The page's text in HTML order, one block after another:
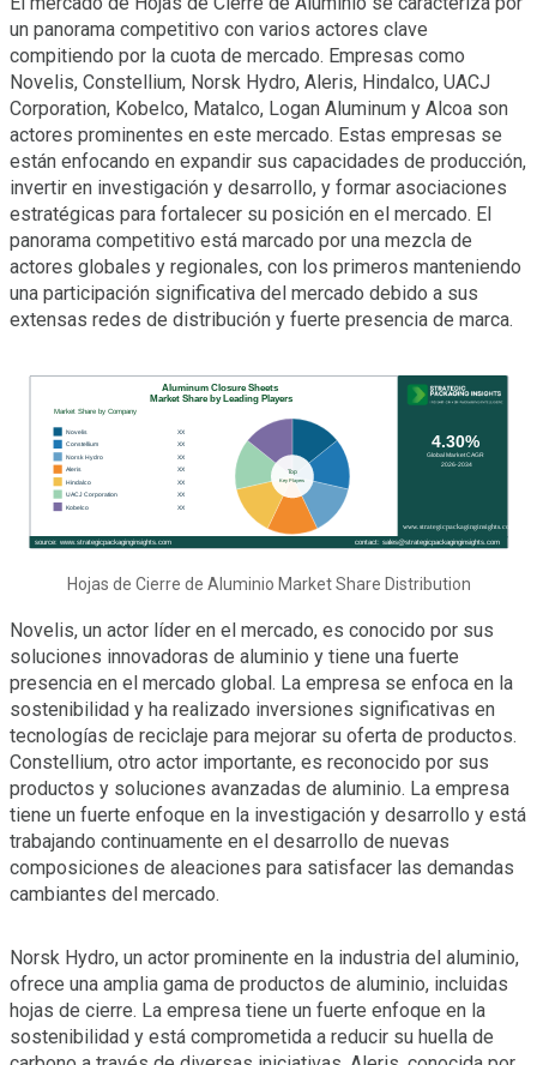
un panorama competitivo con varios actores clave
compitiendo por la cuota de mercado. Empresas como
Novelis, Constellium, Norsk Hydro, Aleris, Hindalco, UACJ
Corporation, Kobelco, Matalco, Logan Aluminum y Alcoa son
actores prominentes en este mercado. Estas empresas se
están enfocando en expandir sus capacidades de producción,
invertir en investigación y desarrollo, y formar asociaciones
estratégicas para fortalecer su posición en el mercado. El
panorama competitivo está marcado por una mezcla de
actores globales y regionales, con los primeros manteniendo
una participación significativa del mercado debido a sus
extensas redes de distribución y fuerte presencia de marca.
Hojas de Cierre de Aluminio Market Share Distribution
Novelis, un actor líder en el mercado, es conocido por sus
soluciones innovadoras de aluminio y tiene una fuerte
presencia en el mercado global. La empresa se enfoca en la
sostenibilidad y ha realizado inversiones significativas en
tecnologías de reciclaje para mejorar su oferta de productos.
Constellium, otro actor importante, es reconocido por sus
productos y soluciones avanzadas de aluminio. La empresa
tiene un fuerte enfoque en la investigación y desarrollo y está
trabajando continuamente en el desarrollo de nuevas
composiciones de aleaciones para satisfacer las demandas
cambiantes del mercado.
Norsk Hydro, un actor prominente en la industria del aluminio,
ofrece una amplia gama de productos de aluminio, incluidas
hojas de cierre. La empresa tiene un fuerte enfoque en la
sostenibilidad y está comprometida a reducir su huella de